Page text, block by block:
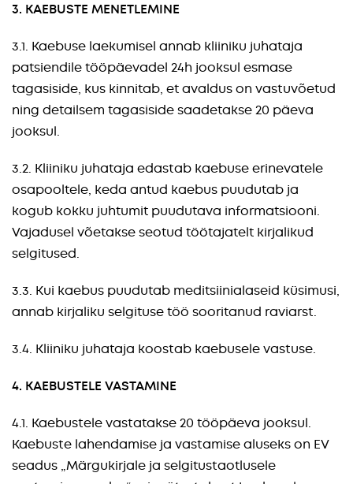
3. KAEBUSTE MENETLEMINE
3.1. Kaebuse laekumisel annab kliiniku juhataja
patsiendile tööpäevadel 24h jooksul esmase
tagasiside, kus kinnitab, et avaldus on vastuvõetud
ning detailsem tagasiside saadetakse 20 päeva
jooksul.
3.2. Kliiniku juhataja edastab kaebuse erinevatele
osapooltele, keda antud kaebus puudutab ja
kogub kokku juhtumit puudutava informatsiooni.
Vajadusel võetakse seotud töötajatelt kirjalikud
selgitused.
3.3. Kui kaebus puudutab meditsiinialaseid küsimusi,
annab kirjaliku selgituse töö sooritanud raviarst.
3.4. Kliiniku juhataja koostab kaebusele vastuse.
4. KAEBUSTELE VASTAMINE
4.1. Kaebustele vastatakse 20 tööpäeva jooksul.
Kaebuste lahendamise ja vastamise aluseks on EV
seadus „Märgukirjale ja selgitustaotlusele